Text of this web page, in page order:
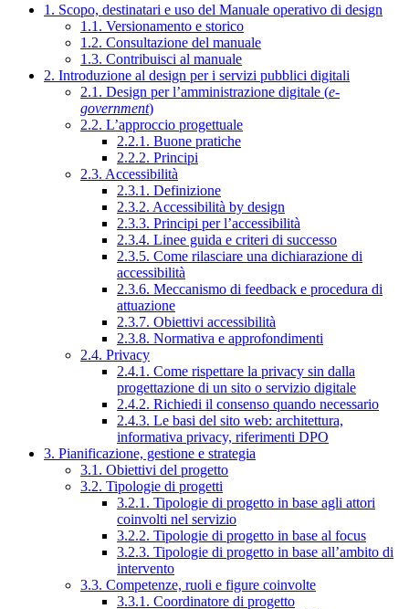
1. Scopo, destinatari e uso del Manuale operativo di design
1.1. Versionamento e storico
1.2. Consultazione del manuale
1.3. Contribuisci al manuale
2. Introduzione al design per i servizi pubblici digitali
2.1. Design per l’amministrazione digitale (e-
government)
2.2. L’approccio progettuale
2.2.1. Buone pratiche
2.2.2. Principi
2.3. Accessibilità
2.3.1. Definizione
2.3.2. Accessibilità by design
2.3.3. Principi per l’accessibilità
2.3.4. Linee guida e criteri di successo
2.3.5. Come rilasciare una dichiarazione di
accessibilità
2.3.6. Meccanismo di feedback e procedura di
attuazione
2.3.7. Obiettivi accessibilità
2.3.8. Normativa e approfondimenti
2.4. Privacy
2.4.1. Come rispettare la privacy sin dalla
progettazione di un sito o servizio digitale
2.4.2. Richiedi il consenso quando necessario
2.4.3. Le basi del sito web: architettura,
informativa privacy, riferimenti DPO
3. Pianificazione, gestione e strategia
3.1. Obiettivi del progetto
3.2. Tipologie di progetti
3.2.1. Tipologie di progetto in base agli attori
coinvolti nel servizio
3.2.2. Tipologie di progetto in base al focus
3.2.3. Tipologie di progetto in base all’ambito di
intervento
3.3. Competenze, ruoli e figure coinvolte
3.3.1. Coordinatore di progetto